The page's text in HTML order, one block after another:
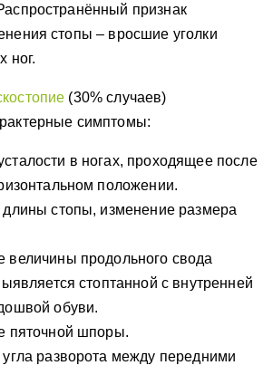
признак
стопы – вросшие уголки
ног.
(30% случаев)
симптомы:
в ногах, проходящее после
положении.
длины стопы, изменение размера
величины продольного свода
стоптанной с внутренней
обуви.
пяточной шпоры.
разворота между передними